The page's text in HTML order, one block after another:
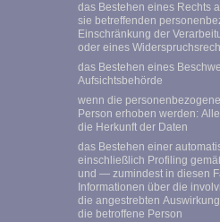
das Bestehen eines Rechts
sie betreffenden
Einschränkung der
oder eines
das Bestehen eines
Aufsichtsbehörde
wenn die
Person erhoben werden:
die Herkunft der Daten
das Bestehen einer
einschließlich Profiling
und — zumindest in diesen
Informationen über die
die angestrebten Auswirkungen einer derartigen
die betroffene Person